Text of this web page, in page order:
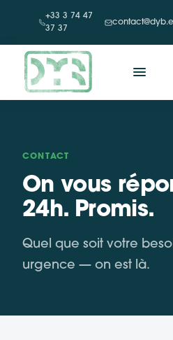
+33 3 74 47
37 37
CONTACT
On vous
24h. Promis.
Quel que soit votre
urgence — on est là.